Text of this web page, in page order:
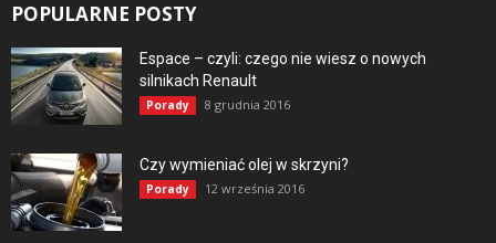
POPULARNE POSTY
Espace – czyli: czego nie wiesz o nowych
silnikach Renault
Porady 8 grudnia 2016
Czy wymieniać olej w skrzyni?
Porady 12 września 2016